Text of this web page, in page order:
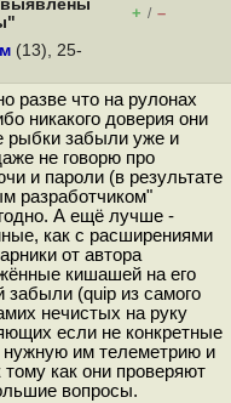
выявлены
+ / –
(13), 25-
разве что на рулонах
никакого доверия они
рыбки забыли уже и
не говорю про
и пароли (в результате
разработчиком"
А ещё лучше -
как с расширениями
от автора
кишашей на его
забыли (quip из самого
нечистых на руку
если не конкретные
нужную им телеметрию и
тому как они проверяют
вопросы.